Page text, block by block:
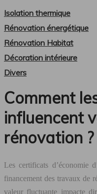
Isolation thermique
Rénovation énergétique
Rénovation Habitat
Décoration intérieure
Divers
Comment
influencent
rénovation ?
Les certificats d’économie
financement des travaux de
valeur fluctuante impacte